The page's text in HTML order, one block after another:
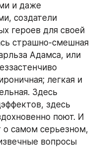
и даже
создатели
героев для своей
страшно-смешная
Адамса, или
легкая и
Здесь
здесь
поют. И
о самом серьезном,
вопросы